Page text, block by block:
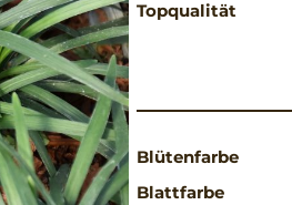
Topqualität
Blütenfarbe
Blattfarbe